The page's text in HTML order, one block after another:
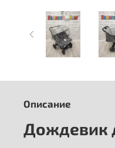
Описание
Дождевик